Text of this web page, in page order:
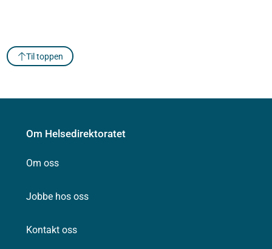
Til toppen
Om Helsedirektoratet
Om oss
Jobbe hos oss
Kontakt oss